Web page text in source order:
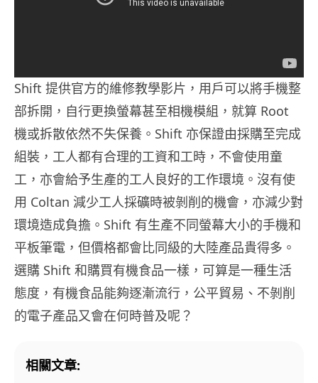
Shift 提供官方的維修教學影片，用戶可以將手機整
部拆開，自行更換螢幕甚至相機模組，就算 Root
機或拆散依然不失保養。Shift 亦保證由採購至完成
組裝，工人都有合理的工資和工時，不會使用童
工，亦會給予生產的工人良好的工作環境。沒有使
用 Coltan 減少工人採礦時被剝削的機會，亦減少對
環境造成負擔。Shift 有生產不同螢幕大小的手機和
平板筆電，但價格都會比同級的大陸產品貴得多。
選購 Shift 和購買有機食品一樣，可算是一種生活
態度，有機食品能夠逐漸流行，公平貿易、不剝削
的電子產品又會在何時普及呢？
相關文章: